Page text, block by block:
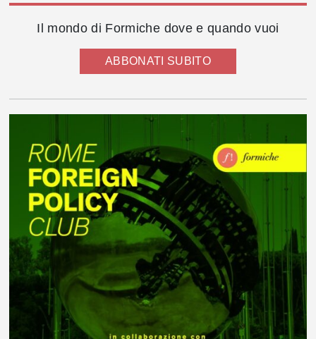
Il mondo di Formiche dove e quando vuoi
ABBONATI SUBITO